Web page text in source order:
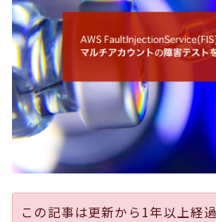
リモートワーク
社内制度
採用
公式ページ
この記事は更新から1年以上経